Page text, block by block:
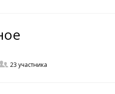
23 участника